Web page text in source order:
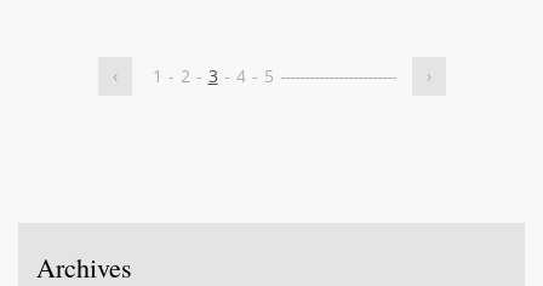
‹ 1 - 2 - 3 - 4 - 5 ------------------------ ›
Archives